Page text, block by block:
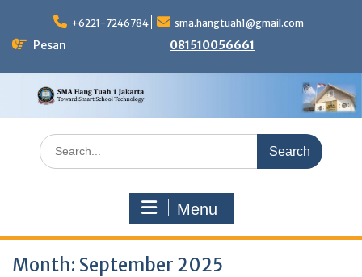
content
+6221-7246784 sma.hangtuah1@gmail.com
Pesan 081510056661
Search
for:
Menu
Month: September 2025